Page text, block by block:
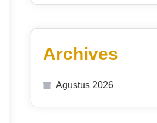
Archives
Agustus 2026